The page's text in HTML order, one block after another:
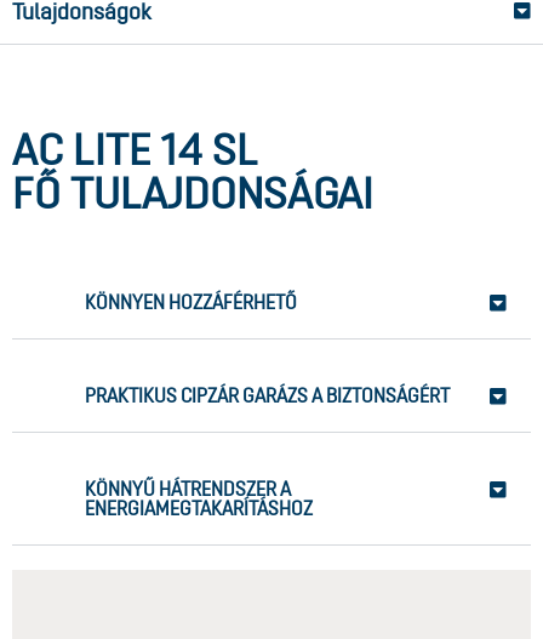
Tulajdonságok
AC LITE 14 SL
FŐ TULAJDONSÁGAI
KÖNNYEN HOZZÁFÉRHETŐ
PRAKTIKUS CIPZÁR GARÁZS A BIZTONSÁGÉRT
KÖNNYŰ HÁTRENDSZER A
ENERGIAMEGTAKARÍTÁSHOZ